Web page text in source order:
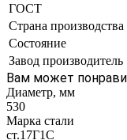
ГОСТ
Страна производства
Состояние
Завод производитель
Вам может
Диаметр, мм
530
Марка стали
ст.17Г1С